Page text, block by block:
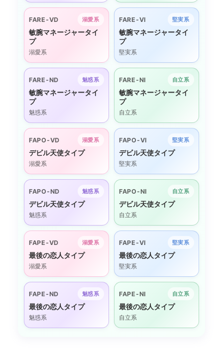
FARE-VD 溺愛系
敏腕マネージャータイ
プ
溺愛系
FARE-VI 堅実系
敏腕マネージャータイ
プ
堅実系
FARE-ND 魅惑系
敏腕マネージャータイ
プ
魅惑系
FARE-NI 自立系
敏腕マネージャータイ
プ
自立系
FAPO-VD 溺愛系
デビル天使タイプ
溺愛系
FAPO-VI 堅実系
デビル天使タイプ
堅実系
FAPO-ND 魅惑系
デビル天使タイプ
魅惑系
FAPO-NI 自立系
デビル天使タイプ
自立系
FAPE-VD 溺愛系
最後の恋人タイプ
溺愛系
FAPE-VI 堅実系
最後の恋人タイプ
堅実系
FAPE-ND 魅惑系
最後の恋人タイプ
魅惑系
FAPE-NI 自立系
最後の恋人タイプ
自立系